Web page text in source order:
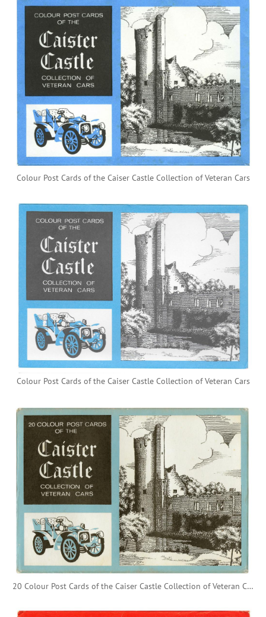
Colour Post Cards of the Caiser Castle Collection of Veteran Cars
Colour Post Cards of the Caiser Castle Collection of Veteran Cars
20 Colour Post Cards of the Caiser Castle Collection of Veteran Cars